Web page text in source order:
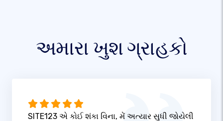
અમારા ખુશ ગ્રાહકો
SITE123 એ કોઈ શંકા વિના, મેં અત્યાર સુધી જોયેલી